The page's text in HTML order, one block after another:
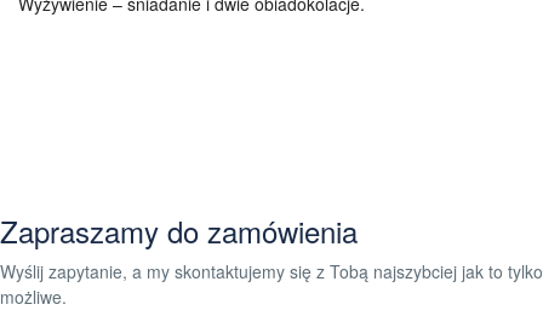
Zapraszamy do zamówienia
Wyślij zapytanie, a my skontaktujemy się z Tobą najszybciej jak to tylko
możliwe.